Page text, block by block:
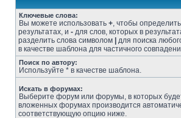
Ключевые слова:
Вы можете использовать +, чтобы
результатах, и - для слов, которых в
разделить слова символом
для поиска
в качестве шаблона для частичного
Поиск по автору:
Используйте * в качестве шаблона.
Искать в форумах:
Выберите форум или форумы, в которых
вложенных форумах производится
соответствующую опцию ниже.